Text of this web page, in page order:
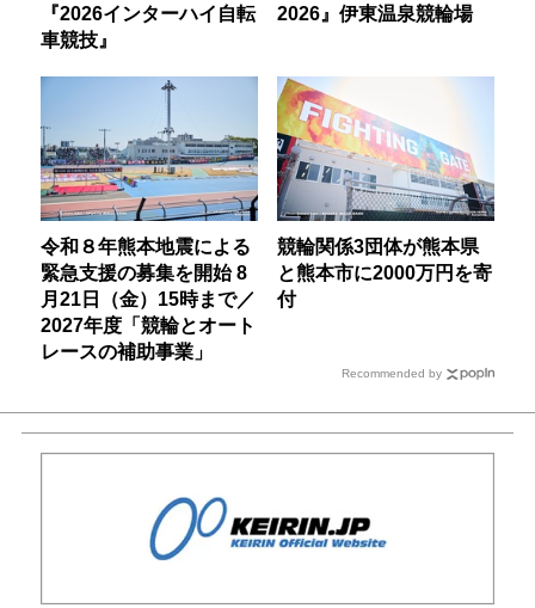
『2026インターハイ自転
車競技』
2026』伊東温泉競輪場
令和８年熊本地震による
緊急支援の募集を開始 8
月21日（金）15時まで／
2027年度「競輪とオート
レースの補助事業」
競輪関係3団体が熊本県
と熊本市に2000万円を寄
付
Recommended by